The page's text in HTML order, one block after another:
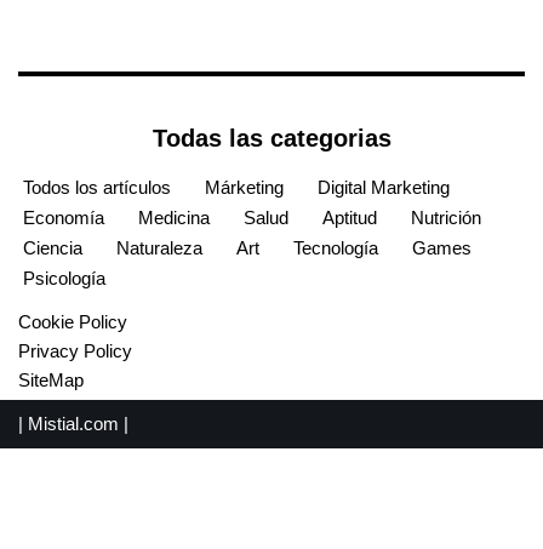
Todas las categorias
Todos los artículos Márketing
Digital Marketing
Economía
Medicina Salud Aptitud
Nutrición
Ciencia
Naturaleza Art Tecnología
Games
Psicología
Cookie Policy
Privacy Policy
SiteMap
| Mistial.com |